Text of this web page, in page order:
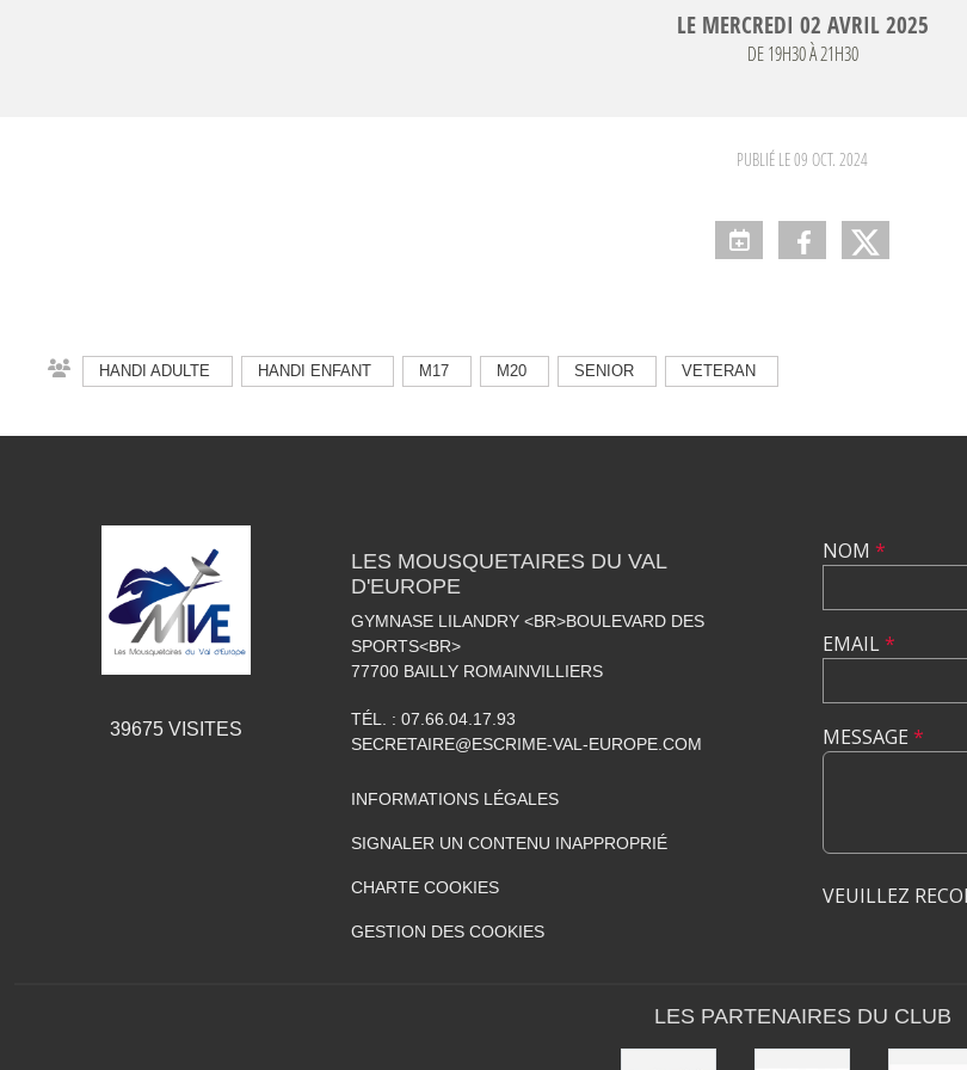
LE MERCREDI 02 AVRIL 2025
DE 19H30 À 21H30
PUBLIÉ LE09 OCT. 2024
HANDI ADULTE HANDI ENFANT M17 M20 SENIOR VETERAN
39675VISITES
LES MOUSQUETAIRES DU VAL
D'EUROPE
GYMNASE LILANDRY <BR>BOULEVARD DES
SPORTS<BR>
77700 BAILLY ROMAINVILLIERS
TÉL. : 07.66.04.17.93
SECRETAIRE@ESCRIME-VAL-EUROPE.COM
INFORMATIONS LÉGALES
SIGNALER UN CONTENU INAPPROPRIÉ
CHARTE COOKIES
GESTION DES COOKIES
NOM *
EMAIL*
MESSAGE *
VEUILLEZ
LES PARTENAIRES DU CLUB